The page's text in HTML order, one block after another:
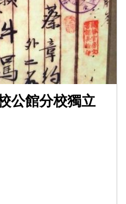
公館分校獨立